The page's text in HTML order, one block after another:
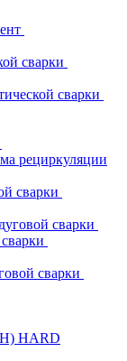
сварки
сварки
рециркуляции
сварки
сварки
сварки
HARD